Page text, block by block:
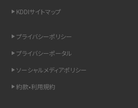
インスタのDMの送り方は？便利機能の使い方や
Bluetooth®とは？Wi-Fiとの違いやスマホ・PCとの
KDDIサイトマップ
プライバシーポリシー
プライバシーポータル
ソーシャルメディアポリシー
約款•利用規約